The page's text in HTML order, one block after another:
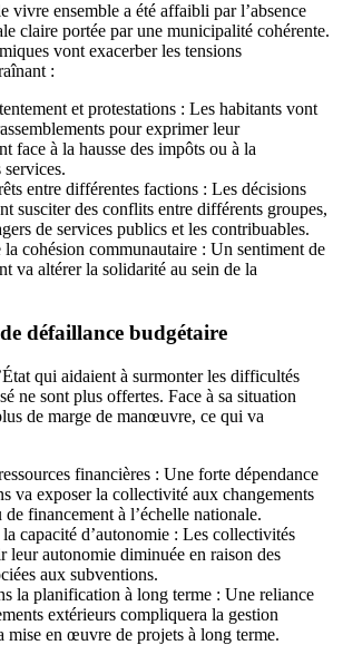
vivre ensemble a été affaibli par l’absence
claire portée par une municipalité cohérente.
vont exacerber les tensions
:
et protestations : Les habitants vont
pour exprimer leur
face à la hausse des impôts ou à la
entre différentes factions : Les décisions
susciter des conflits entre différents groupes,
de services publics et les contribuables.
cohésion communautaire : Un sentiment de
va altérer la solidarité au sein de la
défaillance budgétaire
qui aidaient à surmonter les difficultés
ne sont plus offertes. Face à sa situation
de marge de manœuvre, ce qui va
financières : Une forte dépendance
va exposer la collectivité aux changements
financement à l’échelle nationale.
capacité d’autonomie : Les collectivités
leur autonomie diminuée en raison des
aux subventions.
la planification à long terme : Une reliance
extérieurs compliquera la gestion
mise en œuvre de projets à long terme.